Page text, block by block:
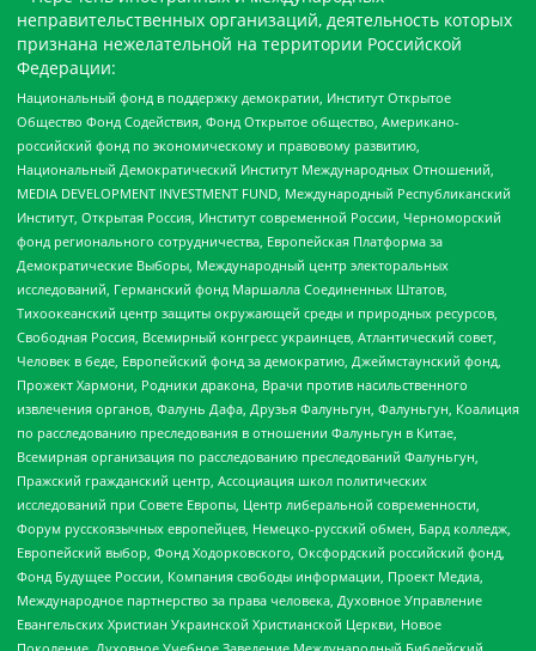
неправительственных организаций, деятельность которых
признана нежелательной на территории Российской
Федерации:
Национальный фонд в поддержку демократии, Институт Открытое
Общество Фонд Содействия, Фонд Открытое общество, Американо-
российский фонд по экономическому и правовому развитию,
Национальный Демократический Институт Международных Отношений,
MEDIA DEVELOPMENT INVESTMENT FUND, Международный Республиканский
Институт, Открытая Россия, Институт современной России, Черноморский
фонд регионального сотрудничества, Европейская Платформа за
Демократические Выборы, Международный центр электоральных
исследований, Германский фонд Маршалла Соединенных Штатов,
Тихоокеанский центр защиты окружающей среды и природных ресурсов,
Свободная Россия, Всемирный конгресс украинцев, Атлантический совет,
Человек в беде, Европейский фонд за демократию, Джеймстаунский фонд,
Прожект Хармони, Родники дракона, Врачи против насильственного
извлечения органов, Фалунь Дафа, Друзья Фалуньгун, Фалуньгун, Коалиция
по расследованию преследования в отношении Фалуньгун в Китае,
Всемирная организация по расследованию преследований Фалуньгун,
Пражский гражданский центр, Ассоциация школ политических
исследований при Совете Европы, Центр либеральной современности,
Форум русскоязычных европейцев, Немецко-русский обмен, Бард колледж,
Европейский выбор, Фонд Ходорковского, Оксфордский российский фонд,
Фонд Будущее России, Компания свободы информации, Проект Медиа,
Международное партнерство за права человека, Духовное Управление
Евангельских Христиан Украинской Христианской Церкви, Новое